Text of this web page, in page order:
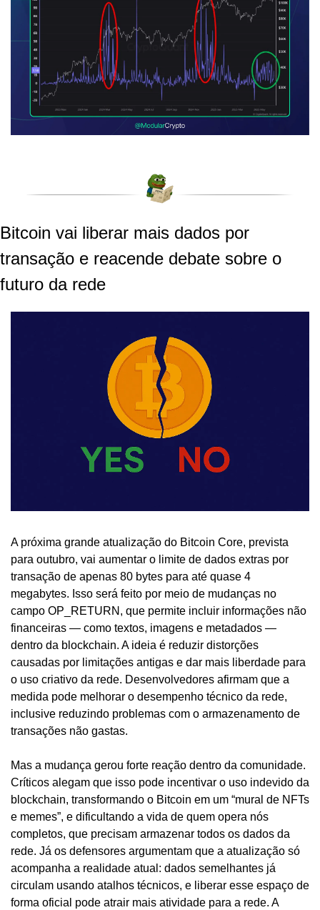
Bitcoin vai liberar mais dados por
transação e reacende debate sobre o
futuro da rede
A próxima grande atualização do Bitcoin Core, prevista
para outubro, vai aumentar o limite de dados extras por
transação de apenas 80 bytes para até quase 4
megabytes. Isso será feito por meio de mudanças no
campo OP_RETURN, que permite incluir informações não
financeiras — como textos, imagens e metadados —
dentro da blockchain. A ideia é reduzir distorções
causadas por limitações antigas e dar mais liberdade para
o uso criativo da rede. Desenvolvedores afirmam que a
medida pode melhorar o desempenho técnico da rede,
inclusive reduzindo problemas com o armazenamento de
transações não gastas.
Mas a mudança gerou forte reação dentro da comunidade.
Críticos alegam que isso pode incentivar o uso indevido da
blockchain, transformando o Bitcoin em um “mural de NFTs
e memes”, e dificultando a vida de quem opera nós
completos, que precisam armazenar todos os dados da
rede. Já os defensores argumentam que a atualização só
acompanha a realidade atual: dados semelhantes já
circulam usando atalhos técnicos, e liberar esse espaço de
forma oficial pode atrair mais atividade para a rede. A